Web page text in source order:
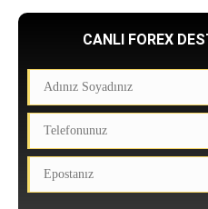
CANLI FOREX